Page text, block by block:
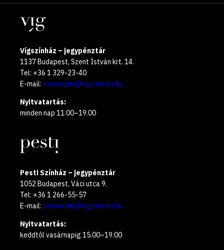
year
Helyszínek
Vígszínház – jegypénztár
1137 Budapest, Szent István krt. 14.
Tel: +36 1 329-23-40
E-mail: szervezes@vigszinhaz.hu
Nyitvatartás:
minden nap 11.00–19.00
Pesti Színház – jegypénztár
1052 Budapest, Váci utca 9.
Tel: +36 1 266-55-57
E-mail: szervezes@vigszinhaz.hu
Nyitvatartás:
keddtől vasárnapig 15.00–19.00